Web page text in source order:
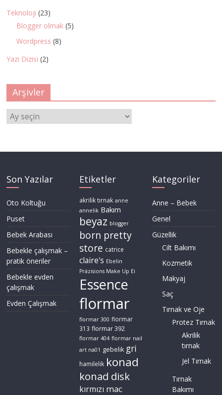
Teknoloji (23)
Blogger olmak (5)
Wordpress (8)
Yazı Dizisi (2)
Arşivler
Arşivler
Son Yazılar
Oto Koltuğu
Puset
Bebek Arabası
Bebekle çalışmak –
pratik öneriler
Bebekle evden
çalışmak
Evden Çalışmak
Etiketler
akrilik tırnak anne
annelik Bakım
beyaz blogger
born pretty
store catrice
claire's Ebelin
Präzisions Make Up Ei
Essence
flormar
flormar 300 flormar
313 flormar 392
flormar 404 flormar nail
art na01 gebelik gri
hamilelik konad
konad disk
kırmızı mac
Kategoriler
Anne – Bebek
Genel
Güzellik
Cilt Bakımı
Kozmetik
Makyaj
Saç
Tırnak ve Oje
Protez Tırnak
Akrilik
tırnak
Jel Tırnak
Tırnak
Bakımı